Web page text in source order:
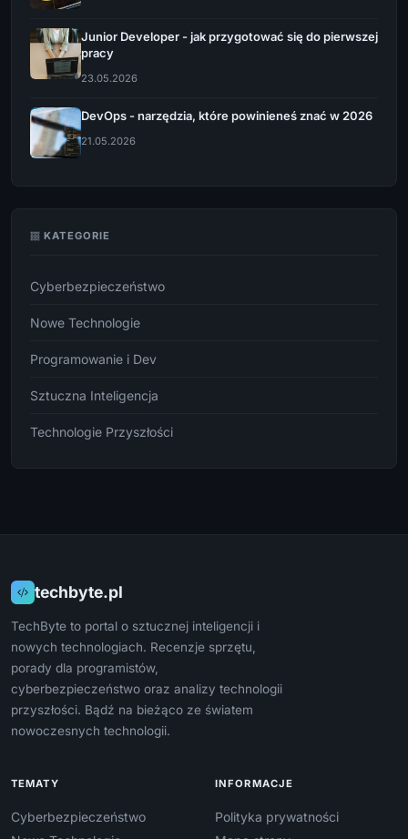
Junior Developer - jak przygotować się do pierwszej
pracy
23.05.2026
DevOps - narzędzia, które powinieneś znać w 2026
21.05.2026
KATEGORIE
Cyberbezpieczeństwo
Nowe Technologie
Programowanie i Dev
Sztuczna Inteligencja
Technologie Przyszłości
techbyte.pl
TechByte to portal o sztucznej inteligencji i
nowych technologiach. Recenzje sprzętu,
porady dla programistów,
cyberbezpieczeństwo oraz analizy technologii
przyszłości. Bądź na bieżąco ze światem
nowoczesnych technologii.
TEMATY
Cyberbezpieczeństwo
INFORMACJE
Polityka prywatności